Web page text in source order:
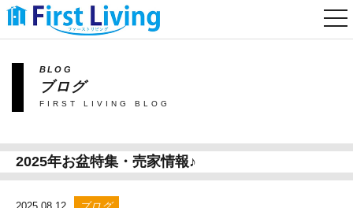
BLOG
ブログ
FIRST LIVING BLOG
2025年お盆特集・売家情報♪